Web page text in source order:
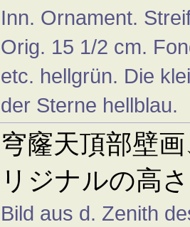
Inn. Ornament.
Orig. 15 1/2 cm.
etc. hellgrün. Die
der Sterne hellblau.
穹窿天頂部壁
リジナルの高
Bild aus d. Zenith